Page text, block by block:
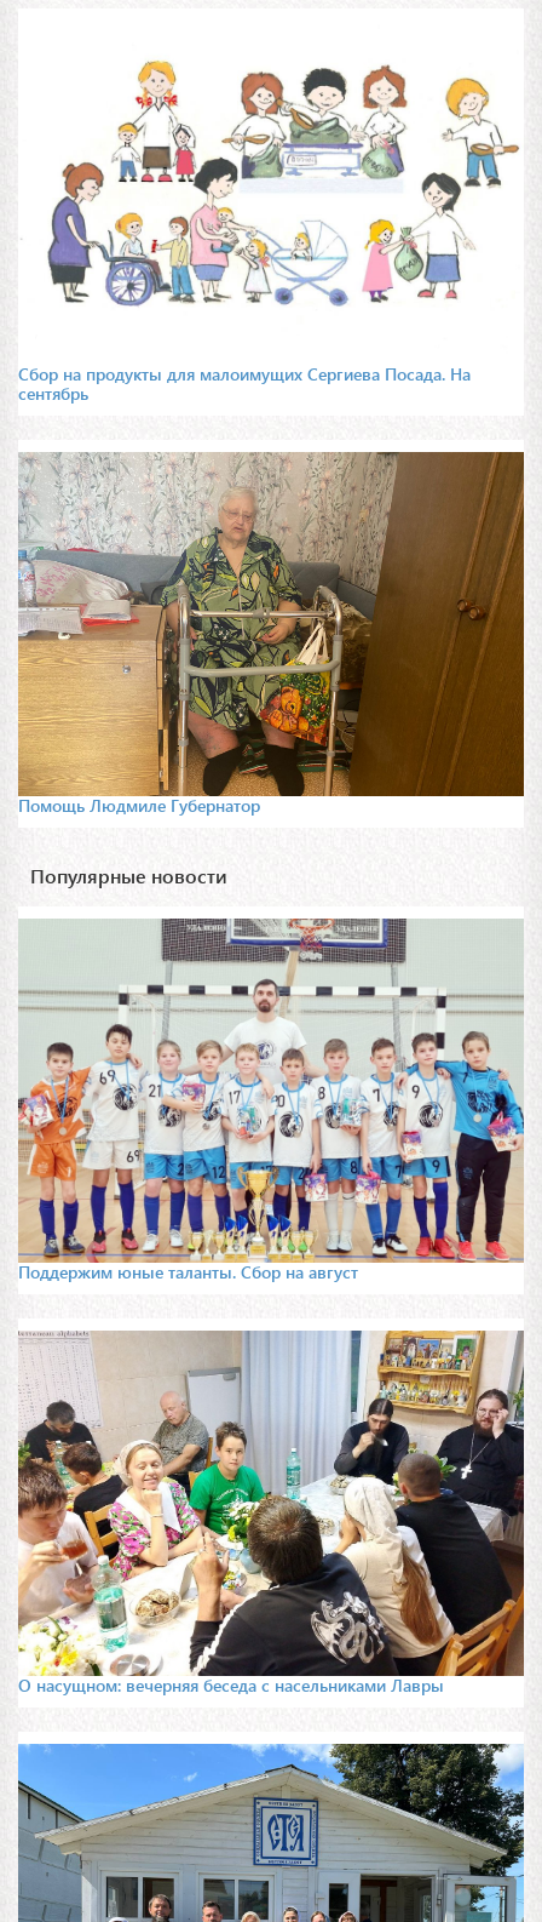
Сбор на продукты для малоимущих Сергиева Посада. На
сентябрь
Помощь Людмиле Губернатор
Популярные новости
Поддержим юные таланты. Сбор на август
О насущном: вечерняя беседа с насельниками Лавры